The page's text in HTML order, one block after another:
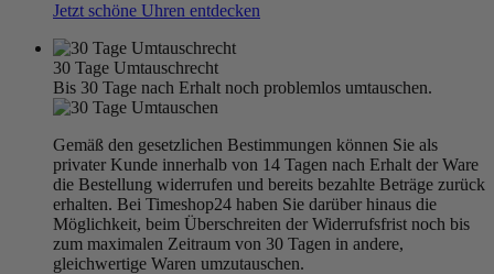
Jetzt schöne Uhren entdecken
30 Tage Umtauschrecht
Bis 30 Tage nach Erhalt noch problemlos umtauschen.
Gemäß den gesetzlichen Bestimmungen können Sie als
privater Kunde innerhalb von 14 Tagen nach Erhalt der Ware
die Bestellung widerrufen und bereits bezahlte Beträge zurück
erhalten. Bei Timeshop24 haben Sie darüber hinaus die
Möglichkeit, beim Überschreiten der Widerrufsfrist noch bis
zum maximalen Zeitraum von 30 Tagen in andere,
gleichwertige Waren umzutauschen.